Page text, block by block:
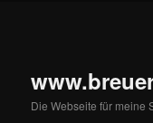
Die Webseite für meine